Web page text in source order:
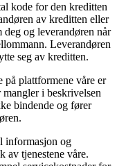
kode for den kreditten
av kreditten eller
deg og leverandøren når
Leverandøren
seg av kreditten.
på plattformene våre er
i beskrivelsen
bindende og fører
informasjon og
av tjenestene våre.